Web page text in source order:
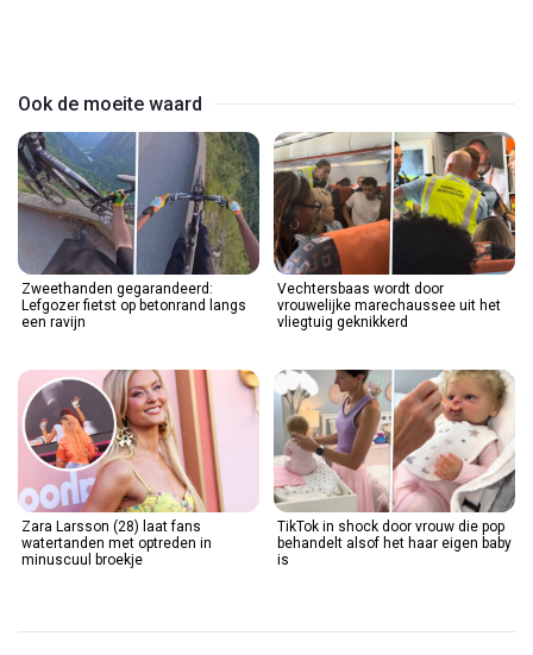
Ook de moeite waard
Zweethanden gegarandeerd:
Lefgozer fietst op betonrand langs
een ravijn
Vechtersbaas wordt door
vrouwelijke marechaussee uit het
vliegtuig geknikkerd
Zara Larsson (28) laat fans
watertanden met optreden in
minuscuul broekje
TikTok in shock door vrouw die pop
behandelt alsof het haar eigen baby
is